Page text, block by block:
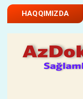
HAQQIMIZDA